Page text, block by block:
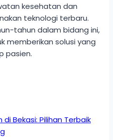
kesehatan dan
teknologi terbaru.
tahun dalam bidang ini,
memberikan solusi yang
pasien.
Bekasi: Pilihan Terbaik